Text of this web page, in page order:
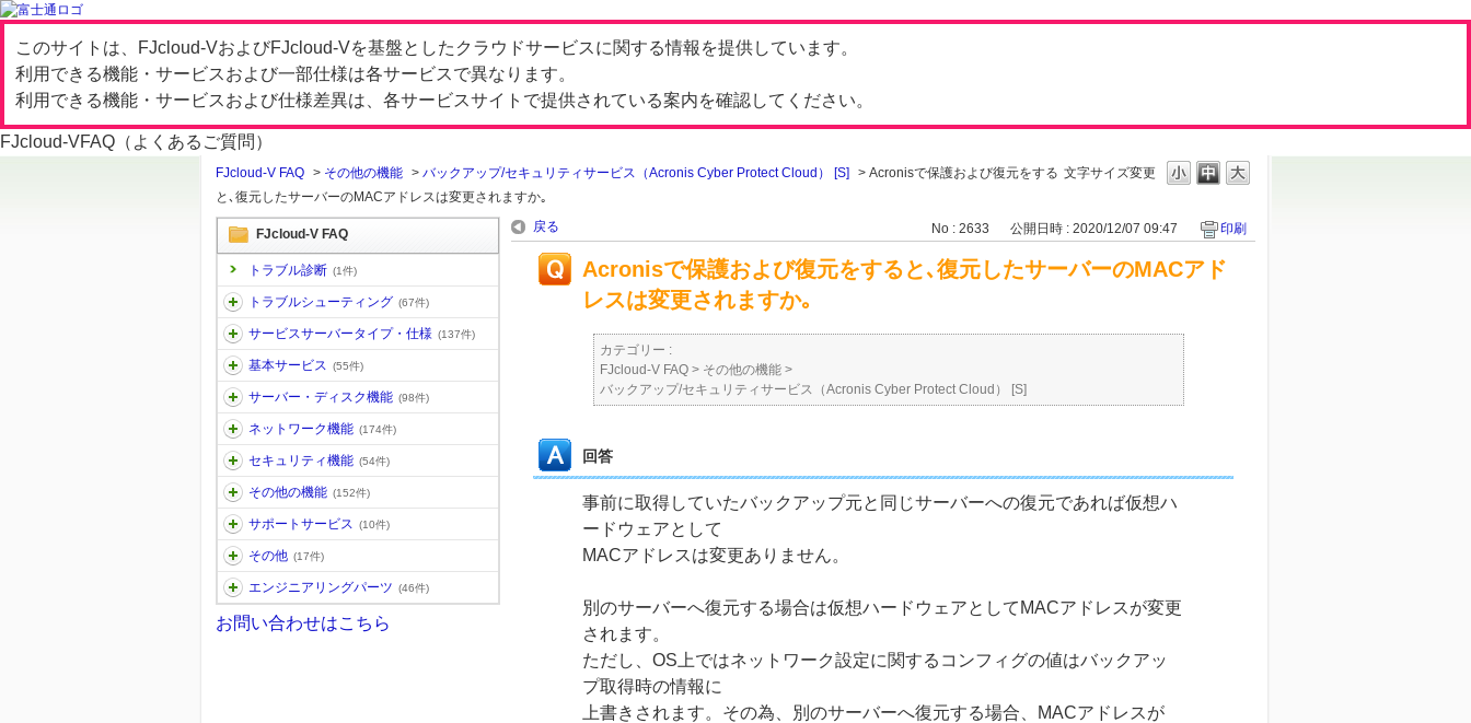
このサイトは、FJcloud-VおよびFJcloud-Vを基盤としたクラウドサービスに関する情報を提供しています。
利用できる機能・サービスおよび一部仕様は各サービスで異なります。
利用できる機能・サービスおよび仕様差異は、各サービスサイトで提供されている案内を確認してください。
FJcloud-VFAQ（よくあるご質問）
文字サイズ変更
FJcloud-V FAQ > その他の機能 > バックアップ/セキュリティサービス（Acronis Cyber Protect Cloud） [S] > Acronisで保護および復元をする
と､復元したサーバーのMACアドレスは変更されますか｡
FJcloud-V FAQ
トラブル診断 (1件)
トラブルシューティング (67件)
サービスサーバータイプ・仕様 (137件)
基本サービス (55件)
サーバー・ディスク機能 (98件)
ネットワーク機能 (174件)
セキュリティ機能 (54件)
その他の機能 (152件)
サポートサービス (10件)
その他 (17件)
エンジニアリングパーツ (46件)
お問い合わせはこちら
戻る No : 2633 公開日時 : 2020/12/07 09:47 印刷
Acronisで保護および復元をすると､復元したサーバーのMACアド
レスは変更されますか｡
カテゴリー :
FJcloud-V FAQ > その他の機能 >
バックアップ/セキュリティサービス（Acronis Cyber Protect Cloud） [S]
回答
事前に取得していたバックアップ元と同じサーバーへの復元であれば仮想ハ
ードウェアとして
MACアドレスは変更ありません。
別のサーバーへ復元する場合は仮想ハードウェアとしてMACアドレスが変更
されます。
ただし、OS上ではネットワーク設定に関するコンフィグの値はバックアッ
プ取得時の情報に
上書きされます。その為、別のサーバーへ復元する場合、MACアドレスが